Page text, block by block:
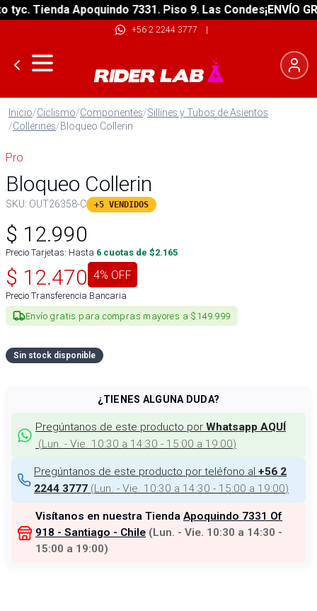
Tienda Apoquindo 7331. Piso 9. Las Condes¡ENVÍO
+56 2 2244 3777 |
Inicio/Ciclismo/Componentes/Sillines y Tubos de Asientos
/Collerines/Bloqueo Collerin
Pro
Bloqueo Collerin
SKU: OUT26358-C +5 VENDIDOS
$ 12.990
Precio Tarjetas: Hasta 6 cuotas de $2.165
$ 12.470 4% OFF
Precio Transferencia Bancaria
Envío gratis para compras mayores a $149.999
Sin stock disponible
¿TIENES ALGUNA DUDA?
Pregúntanos de este producto por Whatsapp AQUÍ
(Lun. - Vie. 10:30 a 14:30 - 15:00 a 19:00)
Pregúntanos de este producto por teléfono al +56 2
2244 3777 (Lun. - Vie. 10:30 a 14:30 - 15:00 a 19:00)
Visítanos en nuestra Tienda Apoquindo 7331 Of
918 - Santiago - Chile (Lun. - Vie. 10:30 a 14:30 -
15:00 a 19:00)